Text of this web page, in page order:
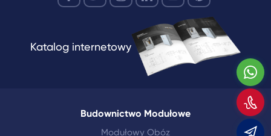
Katalog internetowy
Budownictwo Modułowe
Modułowy Obóz